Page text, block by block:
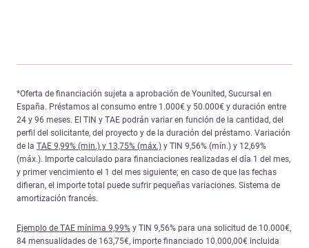
*Oferta de financiación sujeta a aprobación de Younited, Sucursal en
España. Préstamos al consumo entre 1.000€ y 50.000€ y duración entre
24 y 96 meses. El TIN y TAE podrán variar en función de la cantidad, del
perfil del solicitante, del proyecto y de la duración del préstamo. Variación
de la TAE 9,99% (min.) y 13,75% (máx.) y TIN 9,56% (mín.) y 12,69%
(máx.). Importe calculado para financiaciones realizadas el día 1 del mes,
y primer vencimiento el 1 del mes siguiente; en caso de que las fechas
difieran, el importe total puede sufrir pequeñas variaciones. Sistema de
amortización francés.
Ejemplo de TAE mínima 9,99% y TIN 9,56% para una solicitud de 10.000€,
84 mensualidades de 163,75€, importe financiado 10.000,00€ incluida